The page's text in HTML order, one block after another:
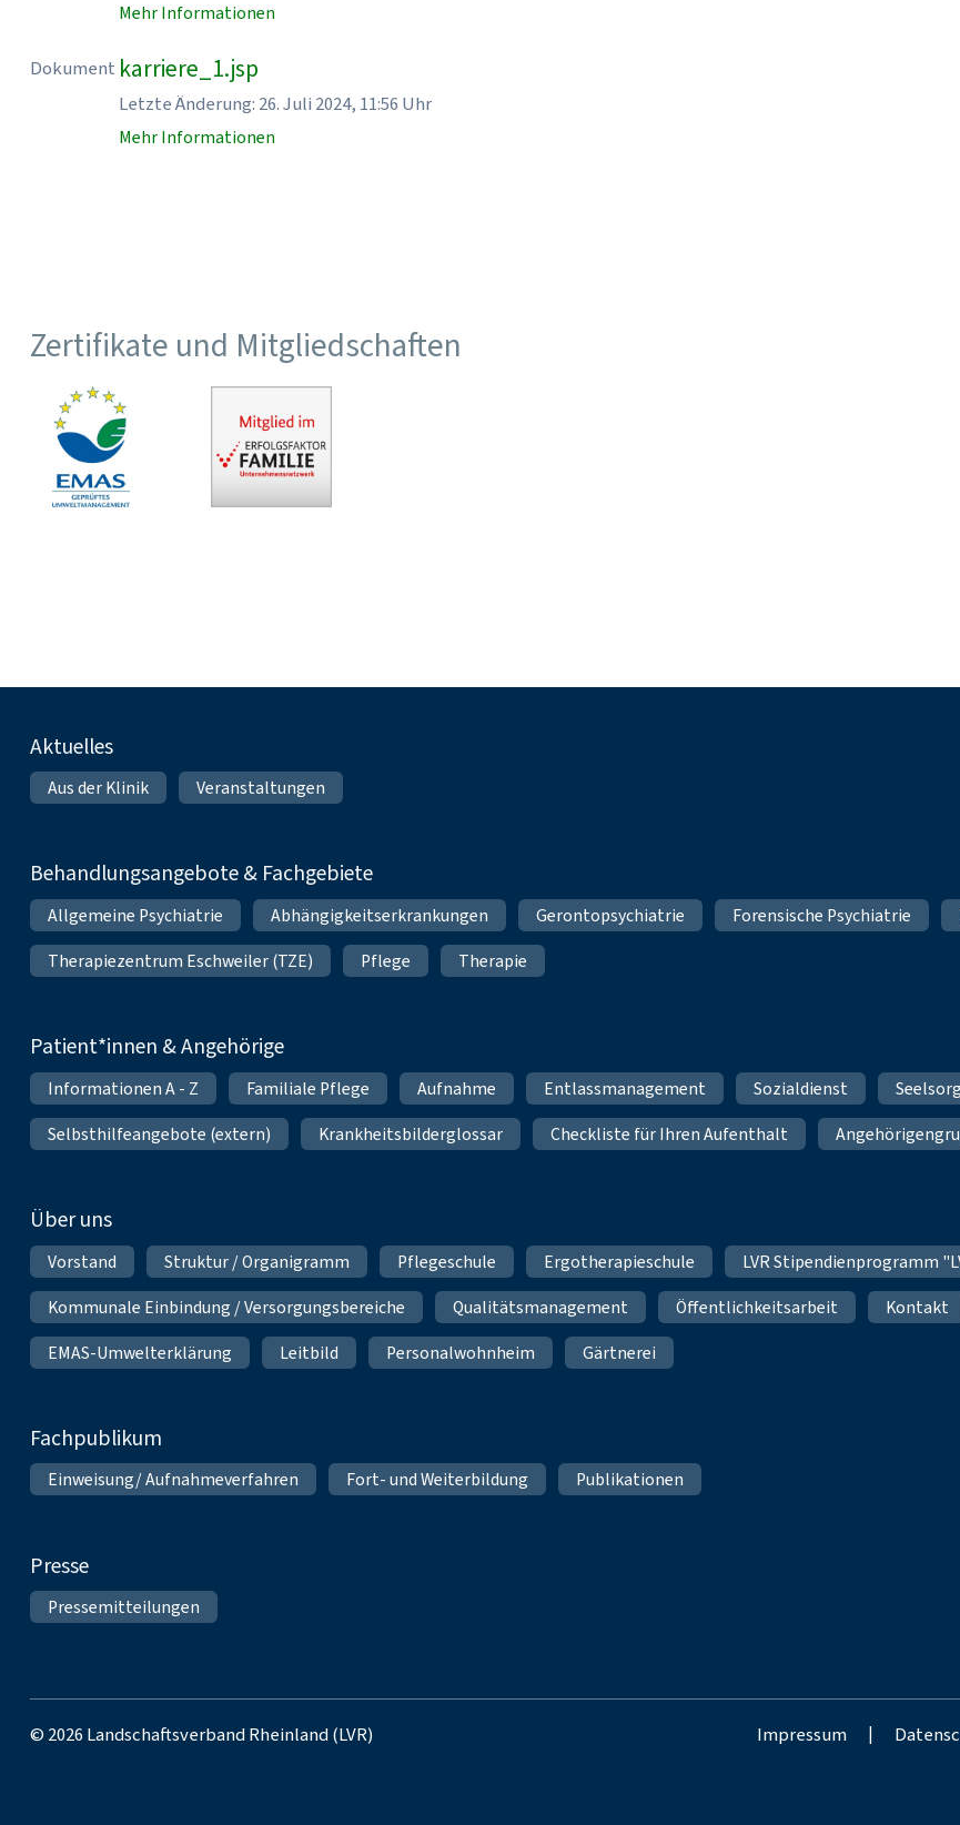
Mehr Informationen
Dokument karriere_1.jsp
Letzte Änderung: 26. Juli 2024, 11:56 Uhr
Mehr Informationen
Zertifikate und Mitgliedschaften
Fußnavigation
Aktuelles
Aus der Klinik Veranstaltungen
Behandlungsangebote & Fachgebiete
Allgemeine Psychiatrie Abhängigkeitserkrankungen Gerontopsychiatrie Forensische Psychiatrie
Therapiezentrum Eschweiler (TZE)
Pflege Therapie
Patient*innen & Angehörige
Informationen A - Z Familiale Pflege Aufnahme Entlassmanagement Sozialdienst
Selbsthilfeangebote (extern)
Krankheitsbilderglossar Checkliste für Ihren Aufenthalt
Über uns
Vorstand Struktur / Organigramm Pflegeschule Ergotherapieschule
LVR Stipendienprogramm
Kommunale Einbindung / Versorgungsbereiche
Qualitätsmanagement Öffentlichkeitsarbeit Kontakt
EMAS-Umwelterklärung
Leitbild Personalwohnheim Gärtnerei
Fachpublikum
Einweisung/ Aufnahmeverfahren Fort- und Weiterbildung Publikationen
Presse
Pressemitteilungen
© 2026 Landschaftsverband Rheinland (LVR) Impressum |